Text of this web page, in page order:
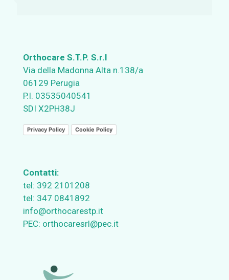
Orthocare S.T.P. S.r.l
Via della Madonna Alta n.138/a
06129 Perugia
P.I. 03535040541
SDI X2PH38J
Privacy Policy Cookie Policy
Contatti:
tel: 392 2101208
tel: 347 0841892
info@orthocarestp.it
PEC: orthocaresrl@pec.it